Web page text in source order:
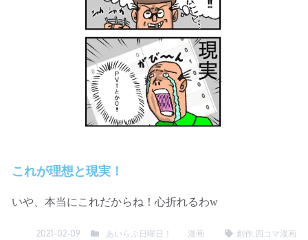
これが理想と現実！
いや、本当にこれだからね！心折れるわw
2021-02-09 あいらぶ日曜日！ 漫画 創作, 四コマ漫画